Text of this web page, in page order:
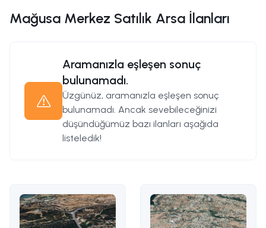
Mağusa Merkez Satılık Arsa İlanları
Aramanızla eşleşen sonuç
bulunamadı.
Üzgünüz, aramanızla eşleşen sonuç
bulunamadı. Ancak sevebileceğinizi
düşündüğümüz bazı ilanları aşağıda
listeledik!